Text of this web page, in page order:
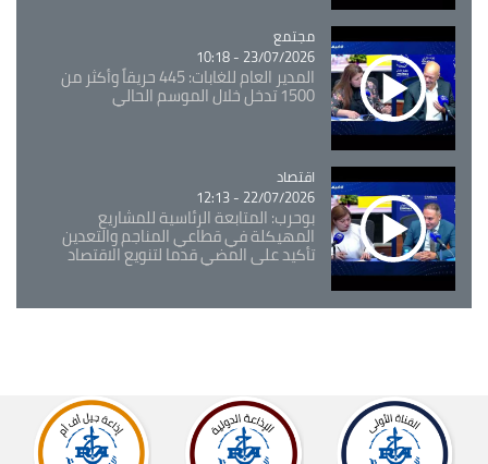
Catégorie
مجتمع
23/07/2026 - 10:18
المدير العام للغابات: 445 حريقاً وأكثر من
1500 تدخل خلال الموسم الحالي
Catégorie
اقتصاد
22/07/2026 - 12:13
بوحرب: المتابعة الرئاسية للمشاريع
المهيكلة في قطاعي المناجم والتعدين
تأكيد على المضي قدما لتنويع الاقتصاد